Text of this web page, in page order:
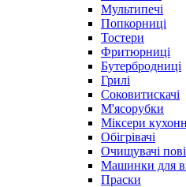
Мультипечі
Попкорниці
Тостери
Фритюрниці
Бутербродниці
Грилі
Соковитискачі
М'ясорубки
Міксери
Обігрівачі
Очищувачі
Машинки для
Праски